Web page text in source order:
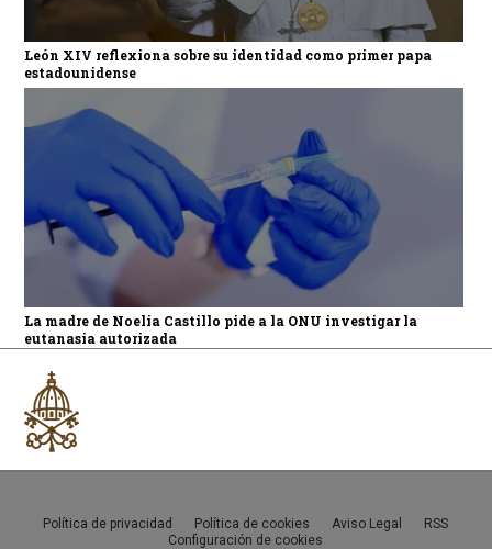
León XIV reflexiona sobre su identidad como primer papa
estadounidense
La madre de Noelia Castillo pide a la ONU investigar la
eutanasia autorizada
Política de privacidad Política de cookies Aviso Legal
RSS
Configuración de cookies